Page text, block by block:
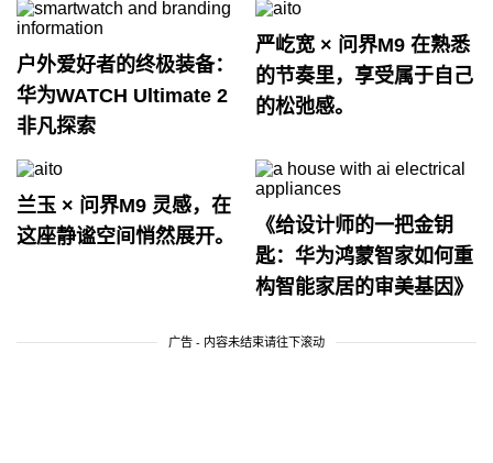
户外爱好者的终极装备：
华为WATCH Ultimate 2
非凡探索
严屹宽 × 问界M9 在熟悉
的节奏里，享受属于自己
的松弛感。
兰玉 × 问界M9 灵感，在
这座静谧空间悄然展开。
《给设计师的一把金钥
匙：华为鸿蒙智家如何重
构智能家居的审美基因》
广告 - 内容未结束请往下滚动